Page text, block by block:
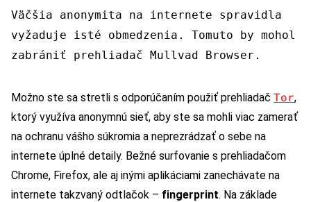
Väčšia anonymita na internete spravidla
vyžaduje isté obmedzenia. Tomuto by mohol
zabrániť prehliadač Mullvad Browser.
Možno ste sa stretli s odporúčaním použiť prehliadač Tor,
ktorý využíva anonymnú sieť, aby ste sa mohli viac zamerať
na ochranu vášho súkromia a neprezrádzať o sebe na
internete úplné detaily. Bežné surfovanie s prehliadačom
Chrome, Firefox, ale aj inými aplikáciami zanechávate na
internete takzvaný odtlačok – fingerprint. Na základe